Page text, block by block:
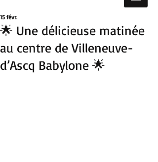
🌟 Une délicieuse matinée
au centre de Villeneuve-
d’Ascq Babylone 🌟
15 févr.